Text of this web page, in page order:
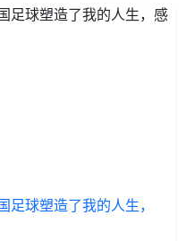
球塑造了我的人生，